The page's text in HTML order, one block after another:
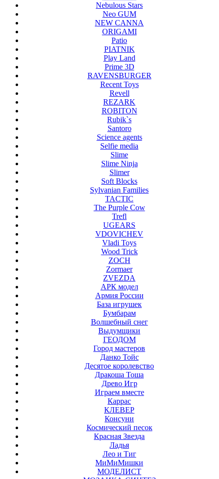
Nebulous Stars
Neo GUM
NEW CANNA
ORIGAMI
Patio
PIATNIK
Play Land
Prime 3D
RAVENSBURGER
Recent Toys
Revell
REZARK
ROBITON
Rubik`s
Santoro
Science agents
Selfie media
Slime
Slime Ninja
Slimer
Soft Blocks
Sylvanian Families
TACTIC
The Purple Cow
Trefl
UGEARS
VDOVICHEV
Vladi Toys
Wood Trick
ZOCH
Zormaer
ZVEZDA
АРК модел
Армия России
База игрушек
Бумбарам
Волшебный снег
Выдумщики
ГЕОДОМ
Город мастеров
Данко Тойс
Десятое королевство
Дракоша Тоша
Древо Игр
Играем вместе
Каррас
КЛЕВЕР
Консуни
Космический песок
Красная Звезда
Ладья
Лео и Тиг
МиМиМишки
МОДЕЛИСТ